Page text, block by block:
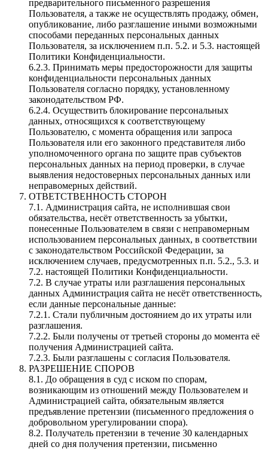
предварительного письменного разрешения
Пользователя, а также не осуществлять продажу, обмен,
опубликование, либо разглашение иными возможными
способами переданных персональных данных
Пользователя, за исключением п.п. 5.2. и 5.3. настоящей
Политики Конфиденциальности.
6.2.3. Принимать меры предосторожности для защиты
конфиденциальности персональных данных
Пользователя согласно порядку, установленному
законодательством РФ.
6.2.4. Осуществить блокирование персональных
данных, относящихся к соответствующему
Пользователю, с момента обращения или запроса
Пользователя или его законного представителя либо
уполномоченного органа по защите прав субъектов
персональных данных на период проверки, в случае
выявления недостоверных персональных данных или
неправомерных действий.
ОТВЕТСТВЕННОСТЬ СТОРОН
7.1. Администрация сайта, не исполнившая свои
обязательства, несёт ответственность за убытки,
понесенные Пользователем в связи с неправомерным
использованием персональных данных, в соответствии
с законодательством Российской Федерации, за
исключением случаев, предусмотренных п.п. 5.2., 5.3. и
7.2. настоящей Политики Конфиденциальности.
7.2. В случае утраты или разглашения персональных
данных Администрация сайта не несёт ответственность,
если данные персональные данные:
7.2.1. Стали публичным достоянием до их утраты или
разглашения.
7.2.2. Были получены от третьей стороны до момента её
получения Администрацией сайта.
7.2.3. Были разглашены с согласия Пользователя.
РАЗРЕШЕНИЕ СПОРОВ
8.1. До обращения в суд с иском по спорам,
возникающим из отношений между Пользователем и
Администрацией сайта, обязательным является
предъявление претензии (письменного предложения о
добровольном урегулировании спора).
8.2. Получатель претензии в течение 30 календарных
дней со дня получения претензии, письменно